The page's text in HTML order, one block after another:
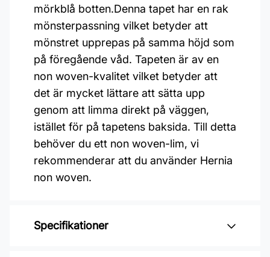
mörkblå botten.Denna tapet har en rak
mönsterpassning vilket betyder att
mönstret upprepas på samma höjd som
på föregående våd. Tapeten är av en
non woven-kvalitet vilket betyder att
det är mycket lättare att sätta upp
genom att limma direkt på väggen,
istället för på tapetens baksida. Till detta
behöver du ett non woven-lim, vi
rekommenderar att du använder Hernia
non woven.
Specifikationer